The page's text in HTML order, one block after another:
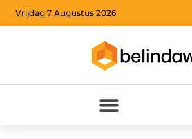
Vrijdag 7 Augustus 2026